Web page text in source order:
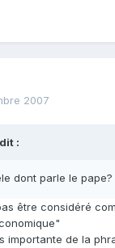
2007
:
dont parle le pape?
être considéré
importante de la